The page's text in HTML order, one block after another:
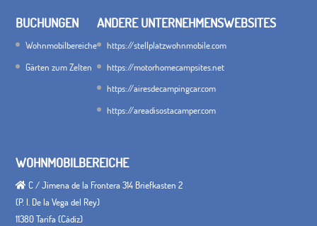
BUCHUNGEN
Wohnmobilbereiche
Gärten zum Zelten
ANDERE UNTERNEHMENSWEBSITES
https://stellplatzwohnmobile.com
https://motorhomecampsites.net
https://airesdecampingcar.com
https://areadisostacamper.com
WOHNMOBILBEREICHE
C / Jimena de la Frontera 314 Briefkasten 2
(P. I. De la Vega del Rey)
11380 Tarifa (Cádiz)